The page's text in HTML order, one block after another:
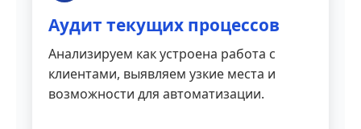
Аудит текущих процессов
Анализируем как устроена работа с
клиентами, выявляем узкие места и
возможности для автоматизации.